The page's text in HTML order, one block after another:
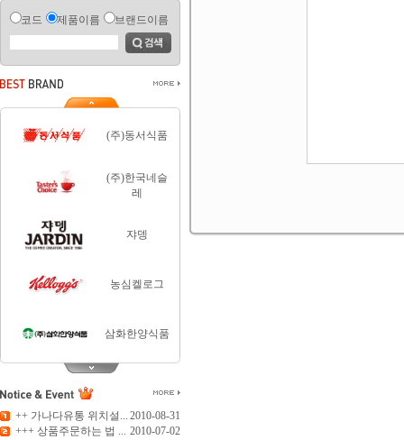
코드 제품이름 브랜드이름
(주)동서식품
(주)한국네슬
레
쟈뎅
농심켈로그
삼화한양식품
담터
++ 가나다유통 위치설... 2010-08-31
+++ 상품주문하는 법 ... 2010-07-02